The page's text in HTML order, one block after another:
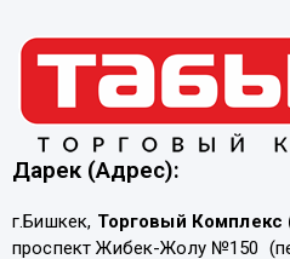
Дарек (Адрес):
г.Бишкек, Торговый Комплекс
проспект Жибек-Жолу №150